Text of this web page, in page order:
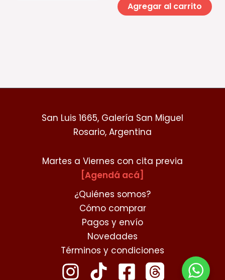
Agregar al carrito
San Luis 1665, Galería San Miguel
Rosario, Argentina
Martes a Viernes con cita previa
[Agendá acá]
¿Quiénes somos?
Cómo comprar
Pagos y envío
Novedades
Términos y condiciones